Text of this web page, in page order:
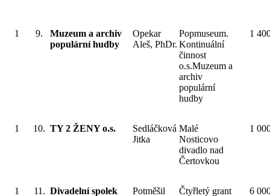
1 9.
Muzeum a archiv
populární hudby
Opekar
Aleš, PhDr.
Popmuseum.
Kontinuální
činnost
o.s.Muzeum a
archiv
populární
hudby
1
1 10. TY 2 ŽENY o.s.
Sedláčková
Jitka
Malé
Nosticovo
divadlo nad
Čertovkou
1
1 11. Divadelní spolek
Potměšil
Čtyřletý grant
6